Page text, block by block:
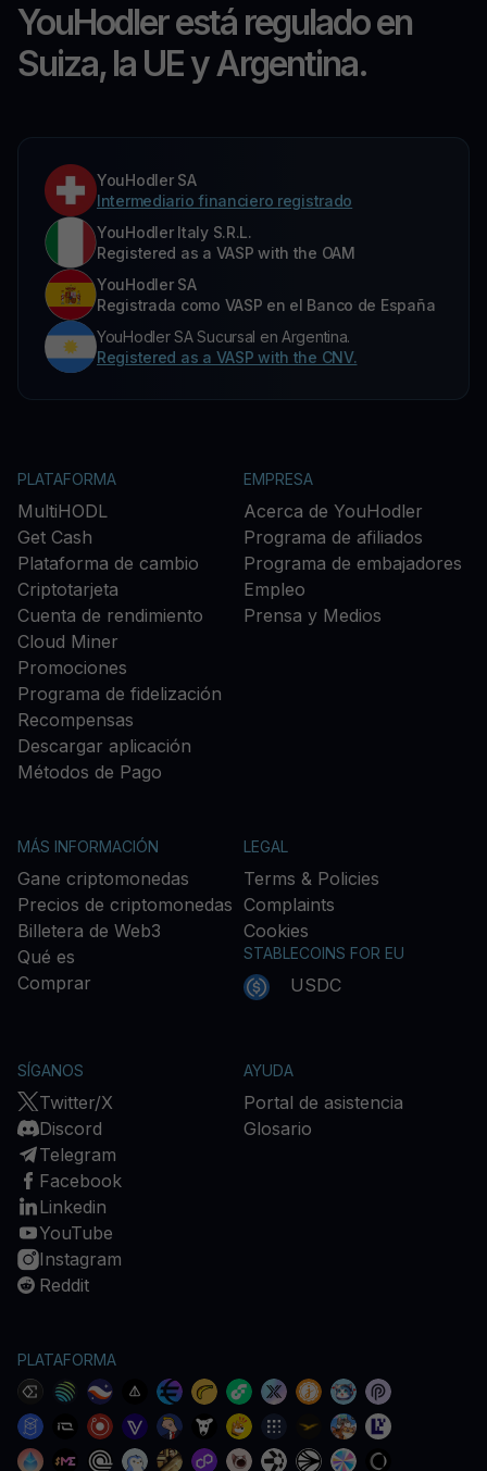
YouHodler está regulado en
Suiza, la UE y Argentina.
YouHodler SA
Intermediario financiero registrado
YouHodler Italy S.R.L.
Registered as a VASP with the OAM
YouHodler SA
Registrada como VASP en el Banco de España
YouHodler SA Sucursal en Argentina.
Registered as a VASP with the CNV.
PLATAFORMA
MultiHODL
Get Cash
Plataforma de cambio
Criptotarjeta
Cuenta de rendimiento
Cloud Miner
Promociones
Programa de fidelización
Recompensas
Descargar aplicación
Métodos de Pago
EMPRESA
Acerca de YouHodler
Programa de afiliados
Programa de embajadores
Empleo
Prensa y Medios
MÁS INFORMACIÓN
Gane criptomonedas
Precios de criptomonedas
Billetera de Web3
Qué es
Comprar
LEGAL
Terms & Policies
Complaints
Cookies
STABLECOINS FOR EU
USDC
SÍGANOS
Twitter/X
Discord
Telegram
Facebook
Linkedin
YouTube
Instagram
Reddit
AYUDA
Portal de asistencia
Glosario
PLATAFORMA